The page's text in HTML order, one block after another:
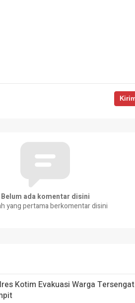
Belum ada komentar disini
yang pertama berkomentar disini
Kotim Evakuasi Warga Tersengat